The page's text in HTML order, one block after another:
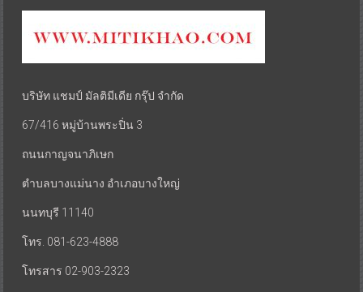
บริษัท แชมป์ มัลติมีเดีย กรุ๊ป จำกัด
67/416 หมู่บ้านพระปิ่น 3
ถนนกาญจนาภิเษก
ตำบลบางแม่นาง อำเภอบางใหญ่
นนทบุรี 11140
โทร. 081-623-4888
โทรสาร 02-903-2323